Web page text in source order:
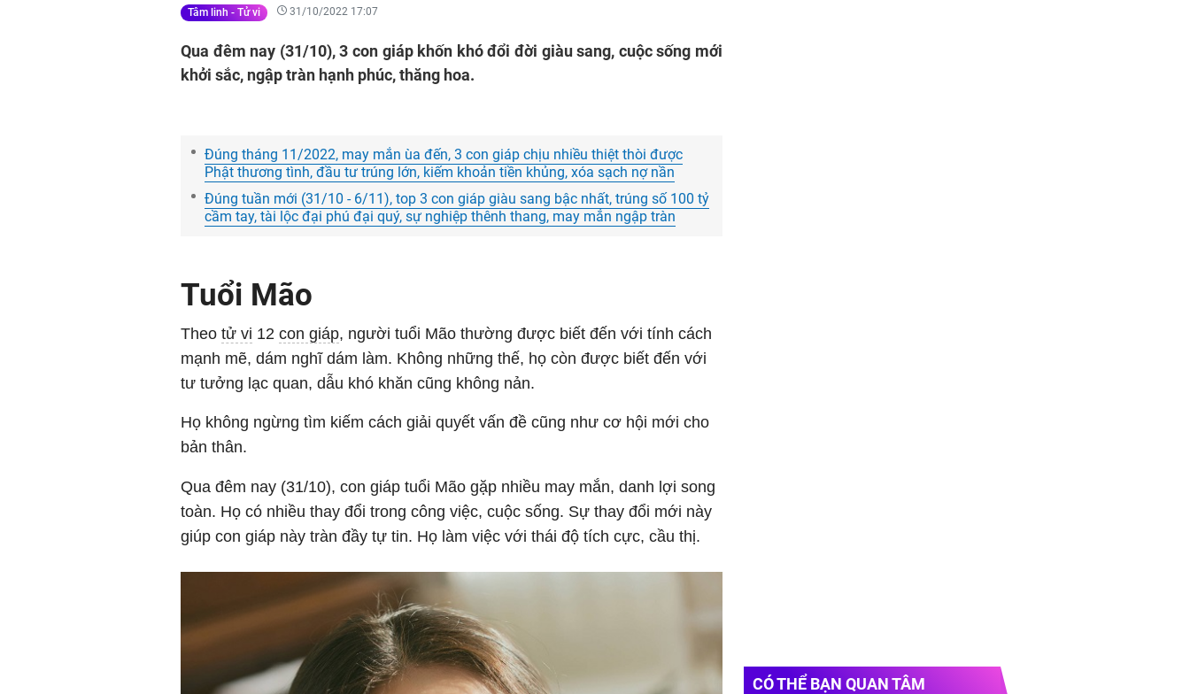
Tâm linh - Tử vi 31/10/2022 17:07
Qua đêm nay (31/10), 3 con giáp khốn khó đổi đời giàu sang, cuộc sống mới
khởi sắc, ngập tràn hạnh phúc, thăng hoa.
Đúng tháng 11/2022, may mắn ùa đến, 3 con giáp chịu nhiều thiệt thòi được
Phật thương tình, đầu tư trúng lớn, kiếm khoản tiền khủng, xóa sạch nợ nần
Đúng tuần mới (31/10 - 6/11), top 3 con giáp giàu sang bậc nhất, trúng số 100 tỷ
cầm tay, tài lộc đại phú đại quý, sự nghiệp thênh thang, may mắn ngập tràn
Tuổi Mão
Theo tử vi 12 con giáp, người tuổi Mão thường được biết đến với tính cách
mạnh mẽ, dám nghĩ dám làm. Không những thế, họ còn được biết đến với
tư tưởng lạc quan, dẫu khó khăn cũng không nản.
Họ không ngừng tìm kiếm cách giải quyết vấn đề cũng như cơ hội mới cho
bản thân.
Qua đêm nay (31/10), con giáp tuổi Mão gặp nhiều may mắn, danh lợi song
toàn. Họ có nhiều thay đổi trong công việc, cuộc sống. Sự thay đổi mới này
giúp con giáp này tràn đầy tự tin. Họ làm việc với thái độ tích cực, cầu thị.
CÓ THỂ BẠN QUAN TÂM